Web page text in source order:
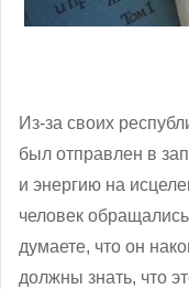
Из-за своих
был отправлен в
и энергию на
человек
думаете, что он
должны знать, что